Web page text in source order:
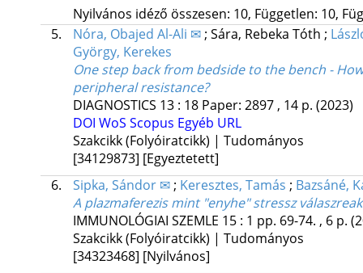
Nyilvános idéző összesen: 10, Független: 10,
5.
Nóra, Obajed Al-Ali ✉; Sára, Rebeka Tóth ;
György, Kerekes
One step back from bedside to the bench -
peripheral resistance?
DIAGNOSTICS 13: 18 Paper: 2897 , 14 p. (2023)
DOI WoS Scopus Egyéb URL
Szakcikk (Folyóiratcikk) | Tudományos
[34129873] [Egyeztetett]
6.
Sipka, Sándor ✉; Keresztes, Tamás ; Bazsáné,
A plazmaferezis mint "enyhe" stressz
IMMUNOLÓGIAI SZEMLE 15: 1 pp. 69-74. , 6 p.
Szakcikk (Folyóiratcikk) | Tudományos
[34323468] [Nyilvános]